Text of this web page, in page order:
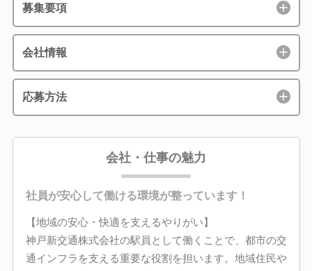
募集要項
会社情報
応募方法
会社・仕事の魅力
社員が安心して働ける環境が整っています！
【地域の安心・快適を支えるやりがい】
神戸新交通株式会社の駅員として働くことで、都市の交
通インフラを支える重要な役割を担います。地域住民や